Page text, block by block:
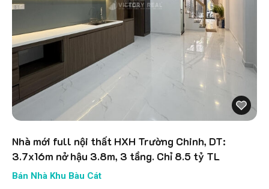
Nhà mới full nội thất HXH Trường Chinh, DT:
3.7x16m nở hậu 3.8m, 3 tầng. Chỉ 8.5 tỷ TL
Bán Nhà Khu Bàu Cát